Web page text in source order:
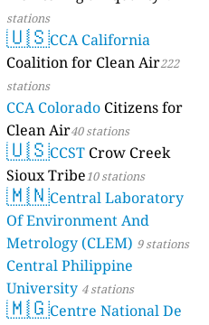
stations
🇺🇸CCA California
Coalition for Clean Air222
stations
CCA Colorado Citizens for
Clean Air40 stations
🇺🇸CCST Crow Creek
Sioux Tribe10 stations
🇲🇳Central Laboratory
Of Environment And
Metrology (CLEM) 9 stations
Central Philippine
University 4 stations
🇲🇬Centre National De